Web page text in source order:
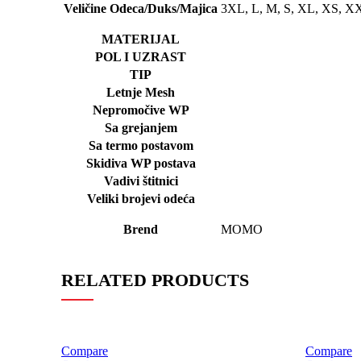
Veličine Odeca/Duks/Majica 3XL, L, M, S, XL, XS,
MATERIJAL
POL I UZRAST
TIP
Letnje Mesh
Nepromočive WP
Sa grejanjem
Sa termo postavom
Skidiva WP postava
Vadivi štitnici
Veliki brojevi odeća
Brend MOMO
RELATED PRODUCTS
Compare
Compare